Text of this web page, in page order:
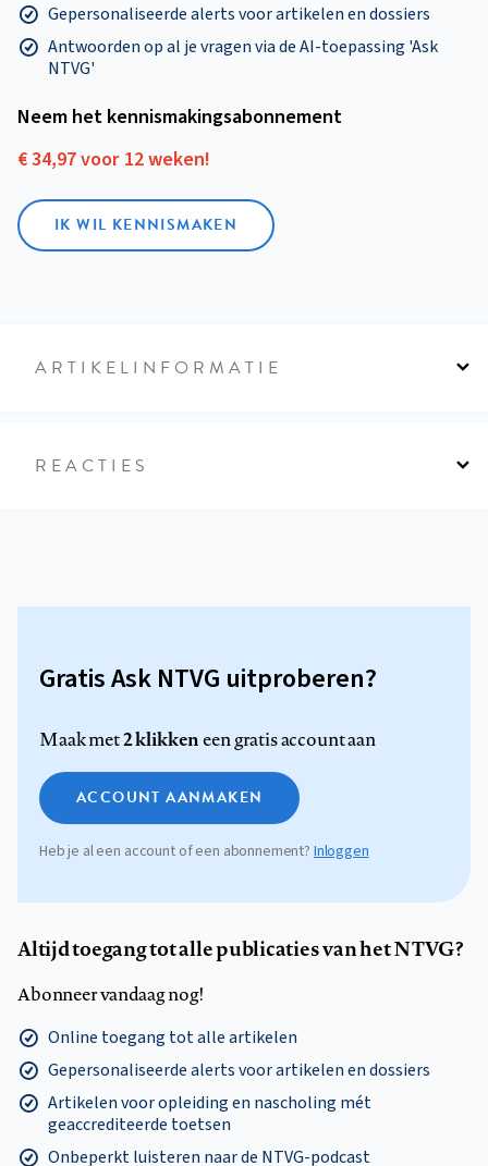
Gepersonaliseerde alerts voor artikelen en dossiers
Antwoorden op al je vragen via de AI-toepassing 'Ask
NTVG'
Neem het kennismakings­abonnement
€ 34,97 voor 12 weken!
IK WIL KENNISMAKEN
ARTIKELINFORMATIE
REACTIES
Gratis Ask NTVG uitproberen?
Maak met2 klikkeneen gratis account aan
ACCOUNT AANMAKEN
Heb je al een account of een abonnement?Inloggen
Altijd toegang tot alle publicaties van het NTVG?
Abonneer vandaag nog!
Online toegang tot alle artikelen
Gepersonaliseerde alerts voor artikelen en dossiers
Artikelen voor opleiding en nascholing mét
geaccrediteerde toetsen
Onbeperkt luisteren naar de NTVG-podcast